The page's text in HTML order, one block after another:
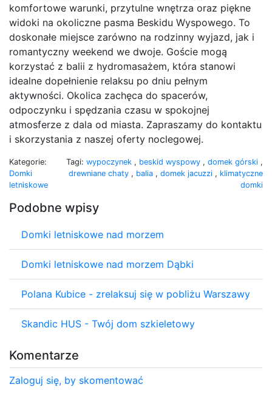
komfortowe warunki, przytulne wnętrza oraz piękne
widoki na okoliczne pasma Beskidu Wyspowego. To
doskonałe miejsce zarówno na rodzinny wyjazd, jak i
romantyczny weekend we dwoje. Goście mogą
korzystać z balii z hydromasażem, która stanowi
idealne dopełnienie relaksu po dniu pełnym
aktywności. Okolica zachęca do spacerów,
odpoczynku i spędzania czasu w spokojnej
atmosferze z dala od miasta. Zapraszamy do kontaktu
i skorzystania z naszej oferty noclegowej.
Kategorie:
Domki
letniskowe
Tagi: wypoczynek , beskid wyspowy , domek górski ,
drewniane chaty , balia , domek jacuzzi , klimatyczne
domki
Podobne wpisy
Domki letniskowe nad morzem
Domki letniskowe nad morzem Dąbki
Polana Kubice - zrelaksuj się w pobliżu Warszawy
Skandic HUS - Twój dom szkieletowy
Komentarze
Zaloguj się, by skomentować